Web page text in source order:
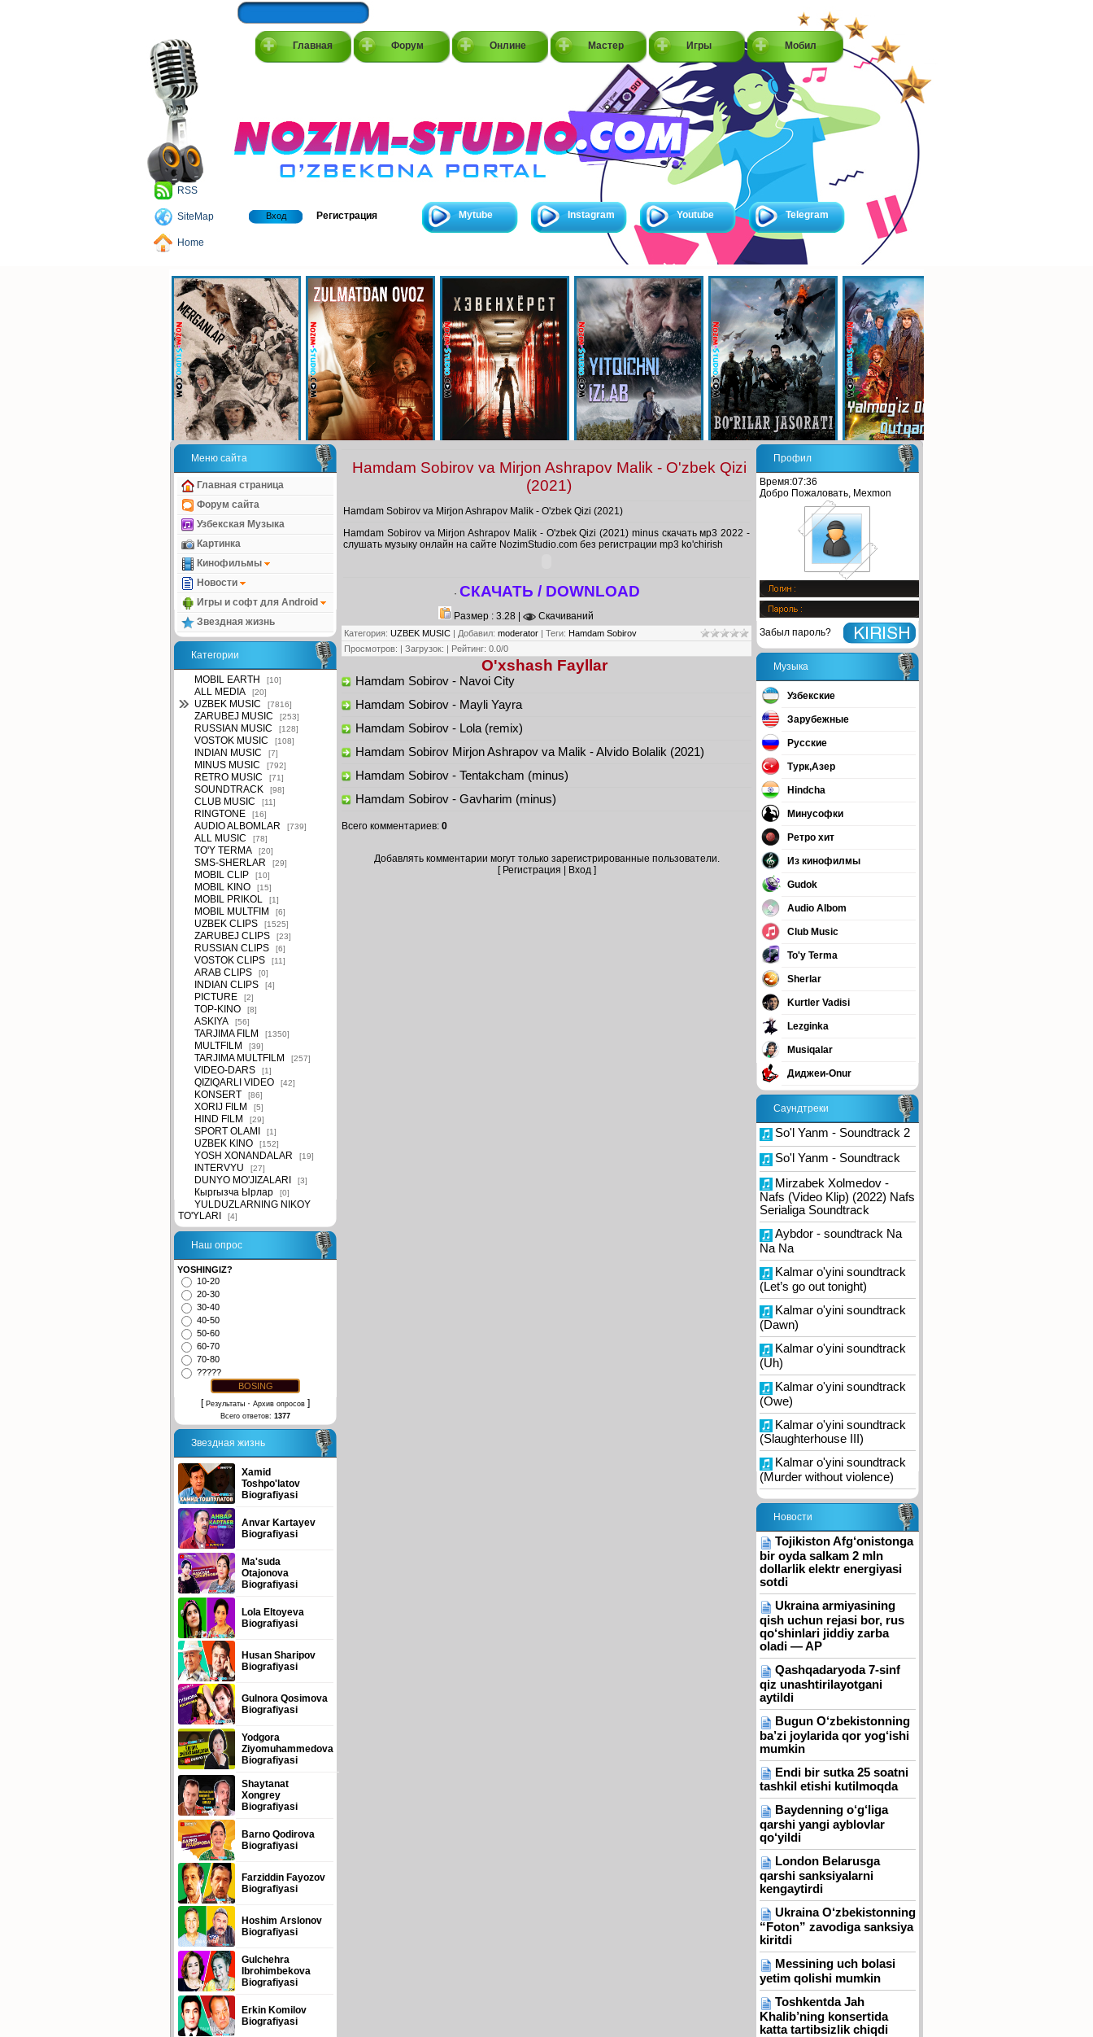
Главная Форум Онлине Мастер Игры Мобил
RSS
SiteMap
Home
Вход Регистрация Mytube Instagram Youtube Telegram
Меню сайта
Главная страница
Форум сайта
Узбекская Музыка
Картинка
Кинофильмы
Новости
Игры и софт для Android
Звездная жизнь
Категории
MOBIL EARTH [10]
ALL MEDIA [20]
UZBEK MUSIC [7816]
ZARUBEJ MUSIC [253]
RUSSIAN MUSIC [128]
VOSTOK MUSIC [108]
INDIAN MUSIC [7]
MINUS MUSIC [792]
RETRO MUSIC [71]
SOUNDTRACK [98]
CLUB MUSIC [11]
RINGTONE [16]
AUDIO ALBOMLAR [739]
ALL MUSIC [78]
TO'Y TERMA [20]
SMS-SHERLAR [29]
MOBIL CLIP [10]
MOBIL KINO [15]
MOBIL PRIKOL [1]
MOBIL MULTFIM [6]
UZBEK CLIPS [1525]
ZARUBEJ CLIPS [23]
RUSSIAN CLIPS [6]
VOSTOK CLIPS [11]
ARAB CLIPS [0]
INDIAN CLIPS [4]
PICTURE [2]
TOP-KINO [8]
ASKIYA [56]
TARJIMA FILM [1350]
MULTFILM [39]
TARJIMA MULTFILM [257]
VIDEO-DARS [1]
QIZIQARLI VIDEO [42]
KONSERT [86]
XORIJ FILM [5]
HIND FILM [29]
SPORT OLAMI [1]
UZBEK KINO [152]
YOSH XONANDALAR [19]
INTERVYU [27]
DUNYO MO'JIZALARI [3]
Кыргызча Ырлар [0]
YULDUZLARNING NIKOY
TO'YLARI
[4]
Наш опрос
YOSHINGIZ?
10-20
20-30
30-40
40-50
50-60
60-70
70-80
?????
[ Результаты · Архив опросов ]
Всего ответов: 1377
Звездная жизнь
Xamid
Toshpo'latov
Biografiyasi
Anvar Kartayev
Biografiyasi
Ma'suda
Otajonova
Biografiyasi
Lola Eltoyeva
Biografiyasi
Husan Sharipov
Biografiyasi
Gulnora Qosimova
Biografiyasi
Yodgora
Ziyomuhammedova
Biografiyasi
Shaytanat
Xongrey
Biografiyasi
Barno Qodirova
Biografiyasi
Farziddin Fayozov
Biografiyasi
Hoshim Arslonov
Biografiyasi
Gulchehra
Ibrohimbekova
Biografiyasi
Erkin Komilov
Biografiyasi
Hamdam Sobirov va Mirjon Ashrapov Malik - O'zbek Qizi
(2021)
Hamdam Sobirov va Mirjon Ashrapov Malik - O'zbek Qizi (2021)
Hamdam Sobirov va Mirjon Ashrapov Malik - O'zbek Qizi (2021) minus скачать мр3 2022 -
слушать музыку онлайн на сайте NozimStudio.com без регистрации mp3 ko'chirish
· СКАЧАТЬ / DOWNLOAD
Размер : 3.28 | Скачиваний
Категория: UZBEK MUSIC | Добавил: moderator | Теги: Hamdam Sobirov
Просмотров: | Загрузок: | Рейтинг: 0.0/0
O'xshash Fayllar
Hamdam Sobirov - Navoi City
Hamdam Sobirov - Mayli Yayra
Hamdam Sobirov - Lola (remix)
Hamdam Sobirov Mirjon Ashrapov va Malik - Alvido Bolalik (2021)
Hamdam Sobirov - Tentakcham (minus)
Hamdam Sobirov - Gavharim (minus)
Всего комментариев: 0
Добавлять комментарии могут только зарегистрированные пользователи.
[ Регистрация Вход]
Профил
Время:07:36
Добро Пожаловать, Mexmon
Забыл пароль?
Музыка
Узбекские
Зарубежные
Русские
Турк,Азер
Hindcha
Минусофки
Ретро хит
Из кинофилмы
Gudok
Audio Albom
Club Music
To'y Terma
Sherlar
Kurtler Vadisi
Lezginka
Musiqalar
Диджеи-Onur
Саундтреки
So'l Yanm - Soundtrack 2
So'l Yanm - Soundtrack
Mirzabek Xolmedov -
Nafs (Video Klip) (2022) Nafs
Serialiga Soundtrack
Aybdor - soundtrack Na
Na Na
Kalmar o'yini soundtrack
(Let’s go out tonight)
Kalmar o'yini soundtrack
(Dawn)
Kalmar o'yini soundtrack
(Uh)
Kalmar o'yini soundtrack
(Owe)
Kalmar o'yini soundtrack
(Slaughterhouse III)
Kalmar o'yini soundtrack
(Murder without violence)
Новости
Tojikiston Afg‘onistonga
bir oyda salkam 2 mln
dollarlik elektr energiyasi
sotdi
Ukraina armiyasining
qish uchun rejasi bor, rus
qo‘shinlari jiddiy zarba
oladi — AP
Qashqadaryoda 7-sinf
qiz unashtirilayotgani
aytildi
Bugun O‘zbekistonning
ba’zi joylarida qor yog‘ishi
mumkin
Endi bir sutka 25 soatni
tashkil etishi kutilmoqda
Baydenning o‘g‘liga
qarshi yangi ayblovlar
qo‘yildi
London Belarusga
qarshi sanksiyalarni
kengaytirdi
Ukraina O‘zbekistonning
“Foton” zavodiga sanksiya
kiritdi
Messining uch bolasi
yetim qolishi mumkin
Toshkentda Jah
Khalib’ning konsertida
katta tartibsizlik chiqdi